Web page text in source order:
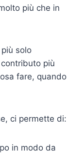
più che in
solo
più
fare, quando
ci permette di:
in modo da